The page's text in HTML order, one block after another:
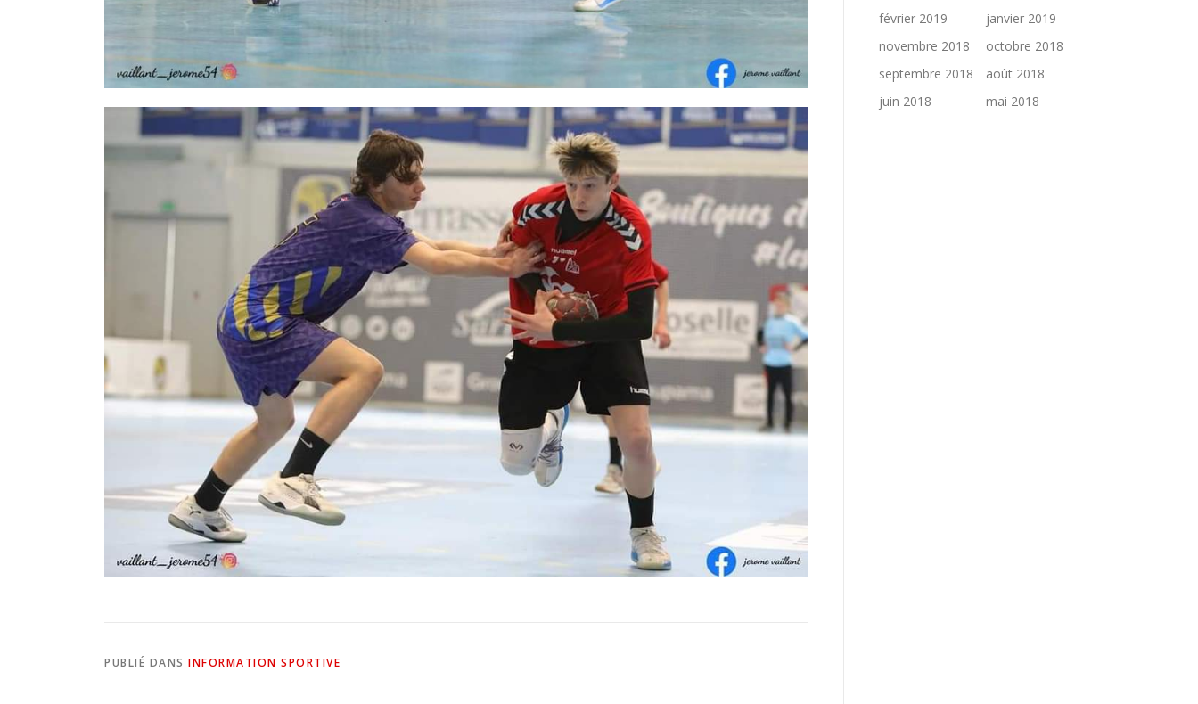
PUBLIÉ DANS INFORMATION SPORTIVE
février 2019
janvier 2019
novembre 2018
octobre 2018
septembre 2018
août 2018
juin 2018
mai 2018